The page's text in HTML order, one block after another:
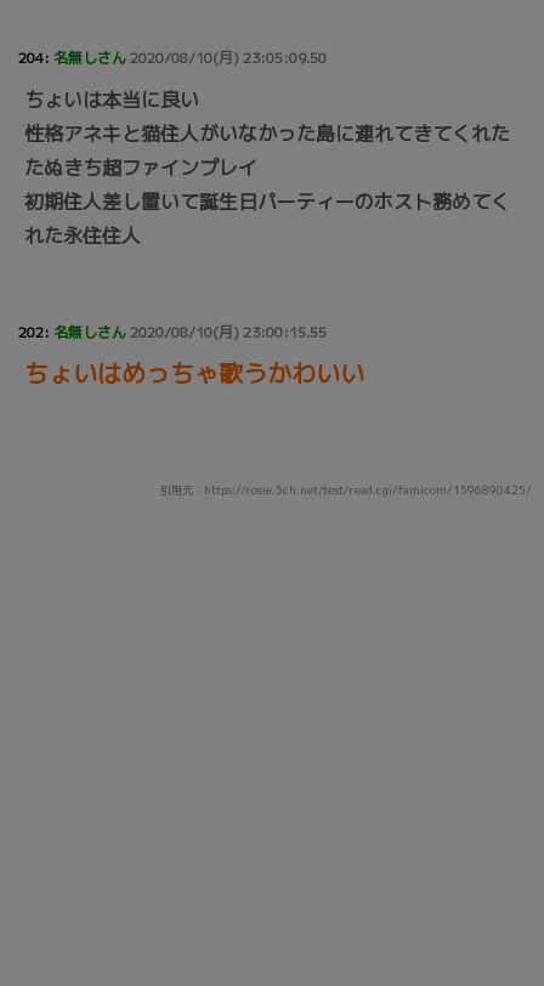
204: 名無しさん2020/08/10(月) 23:05:09.50
ちょいは本当に良い
性格アネキと猫住人がいなかった島に連れてきてくれた
たぬきち超ファインプレイ
初期住人差し置いて誕生日パーティーのホスト務めてく
れた永住住人
202: 名無しさん2020/08/10(月) 23:00:15.55
ちょいはめっちゃ歌うかわいい
引用元：https://rosie.5ch.net/test/read.cgi/famicom/1596890425/